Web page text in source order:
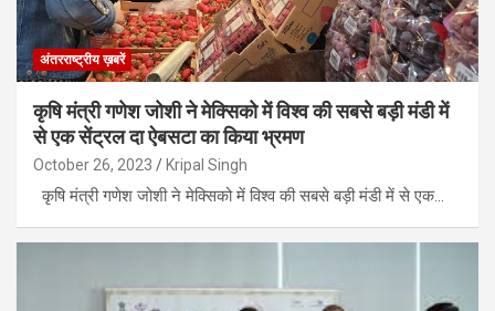
अंतरराष्ट्रीय ख़बरें
कृषि मंत्री गणेश जोशी ने मेक्सिको में विश्व की सबसे बड़ी मंडी में
से एक सेंट्रल दा ऐबसटा का किया भ्रमण
October 26, 2023 Kripal Singh
कृषि मंत्री गणेश जोशी ने मेक्सिको में विश्व की सबसे बड़ी मंडी में से एक…